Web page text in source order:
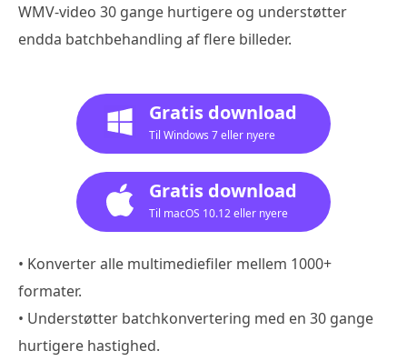
WMV-video 30 gange hurtigere og understøtter
endda batchbehandling af flere billeder.
Gratis download
Til Windows 7 eller nyere
Gratis download
Til macOS 10.12 eller nyere
• Konverter alle multimediefiler mellem 1000+
formater.
• Understøtter batchkonvertering med en 30 gange
hurtigere hastighed.